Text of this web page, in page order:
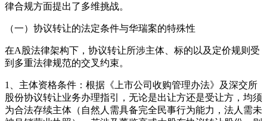
律合规方面提出了多维挑战。
（一）协议转让的法定条件与华瑞案的特殊性
在A股法律架构下，协议转让所涉主体、标的以及定价规则受
到多重法律规范的交叉约束。
1、主体资格条件：根据《上市公司收购管理办法》及深交所
股份协议转让业务办理指引，无论是出让方还是受让方，均须
为合法存续主体（自然人需具备完全民事行为能力，法人需未